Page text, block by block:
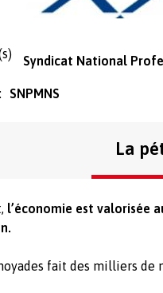
Syndicat National
SNPMNS
La
l’économie est valorisée
fait des milliers de